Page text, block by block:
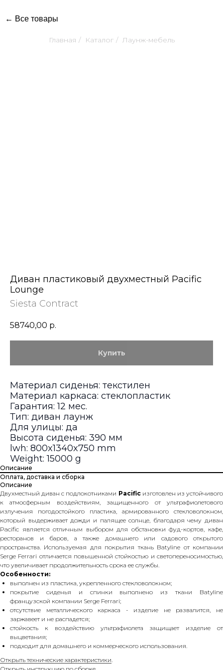
← Все товары
Главная / Каталог / Лаунж-мебель
Диван пластиковый двухместный Pacific
Lounge
Siesta Contract
58740,00 р.
Купить
Материал сиденья: текстилен
Материал каркаса: стеклопластик
Гарантия: 12 мес.
Тип: диван лаунж
Для улицы: да
Высота сиденья: 390 мм
lwh: 800x1340x750 mm
Weight: 15000 g
Описание
Оплата, доставка и сборка
Описание
Двухместный диван с подлокотниками Pacific изготовлен из устойчивого
к атмосферным воздействиям, защищенного от ультрафиолетового
излучения погодостойкого пластика, армированного стекловолокном,
который выдерживает дожди и палящее солнце, благодаря чему диван
Pacific является отличным выбором для обстановки фуд-кортов, кафе,
ресторанов и баров, а также домашнего или садового открытого
пространства. Используемая для покрытия ткань Batyline от компании
Sergе Ferrari отличается повышенной стойкостью и светопереносимостью,
что увеличивает продолжительность срока ее службы.
Особенности:
выполнен из пластика, укрепленного стекловолокном;
покрытие сиденья и спинки выполнено из ткани Batyline
французской компании Sergе Ferrari;
отсутствие металлического каркаса - изделие не развалится, не
заржавеет и не распадется;
стойкость к воздействию ультрафиолета защищает изделие от
выцветания;
подходит для домашнего и коммерческого использования.
Открыть технические характеристики.